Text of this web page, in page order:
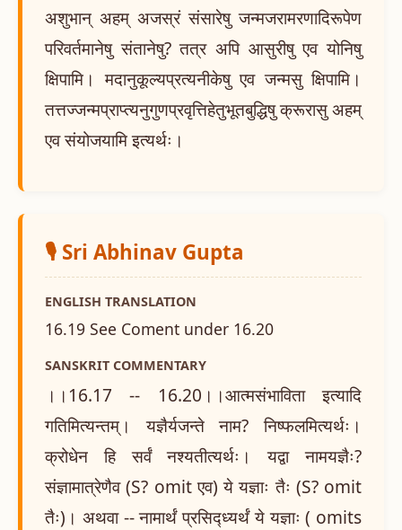
अशुभान् अहम् अजस्रं संसारेषु जन्मजरामरणादिरूपेण
परिवर्तमानेषु संतानेषु? तत्र अपि आसुरीषु एव योनिषु
क्षिपामि। मदानुकूल्यप्रत्यनीकेषु एव जन्मसु क्षिपामि।
तत्तज्जन्मप्राप्त्यनुगुणप्रवृत्तिहेतुभूतबुद्धिषु क्रूरासु अहम्
एव संयोजयामि इत्यर्थः।
🎙️ Sri Abhinav Gupta
ENGLISH TRANSLATION
16.19 See Coment under 16.20
SANSKRIT COMMENTARY
।।16.17 -- 16.20।।आत्मसंभाविता इत्यादि
गतिमित्यन्तम्। यज्ञैर्यजन्ते नाम? निष्फलमित्यर्थः।
क्रोधेन हि सर्वं नश्यतीत्यर्थः। यद्वा नामयज्ञैः?
संज्ञामात्रेणैव (S? omit एव) ये यज्ञाः तैः (S? omit
तैः)। अथवा -- नामार्थं प्रसिद्ध्यर्थं ये यज्ञाः ( omits